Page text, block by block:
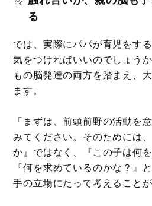
る
では、実際にパパが育児をす
気をつければいいのでしょう
もの脳発達の両方を踏まえ、
ます。
「まずは、前頭前野の活動を
みてください。そのためには
か』ではなく、『この子は何
『何を求めているのかな？』
手の立場にたって考えることが